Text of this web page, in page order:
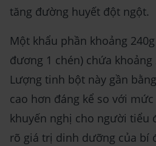
tăng đường huyết đột ngột.
Một khẩu phần khoảng
đương 1 chén) chứa
Lượng tinh bột này gần
cao hơn đáng kể so với
khuyến nghị cho người tiểu
rõ giá trị dinh dưỡng của bí